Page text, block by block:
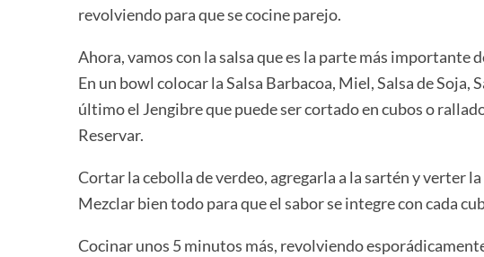
revolviendo para que se cocine parejo.
Ahora, vamos con la salsa que es la parte más importante
En un bowl colocar la Salsa Barbacoa, Miel, Salsa de Soja,
último el Jengibre que puede ser cortado en cubos o
Reservar.
Cortar la cebolla de verdeo, agregarla a la sartén y verter la
Mezclar bien todo para que el sabor se integre con cada
Cocinar unos 5 minutos más, revolviendo